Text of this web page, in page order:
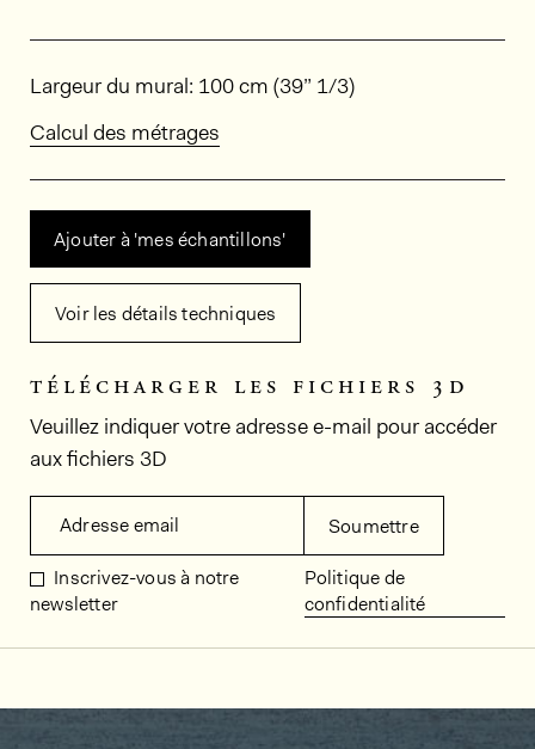
Dimensions
Largeur du mural: 100 cm (39” 1/3)
Calcul des métrages
Ajouter à 'mes échantillons'
Voir les détails techniques
télécharger les fichiers 3d
Veuillez indiquer votre adresse e-mail pour accéder
aux fichiers 3D
Adresse email Soumettre
Inscrivez-vous à notre
newsletter
Politique de
confidentialité